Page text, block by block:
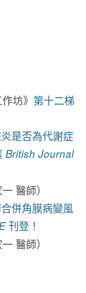
坊》 第十二梯
是否為代謝症
British Journal
一 醫師）
併角膜病變風
刊登！
一 醫師）